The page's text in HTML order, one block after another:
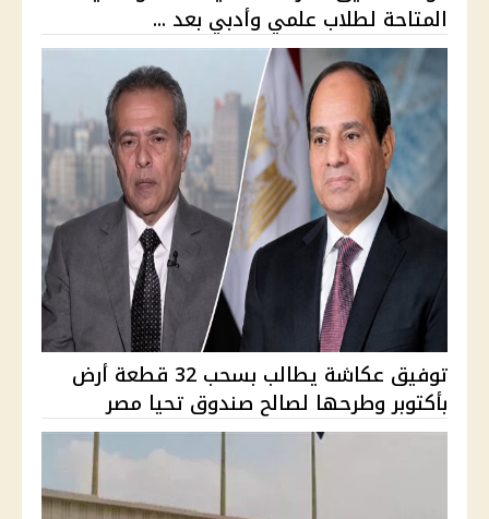
المتاحة لطلاب علمي وأدبي بعد ...
توفيق عكاشة يطالب بسحب 32 قطعة أرض
بأكتوبر وطرحها لصالح صندوق تحيا مصر